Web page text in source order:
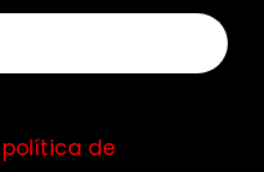
política de